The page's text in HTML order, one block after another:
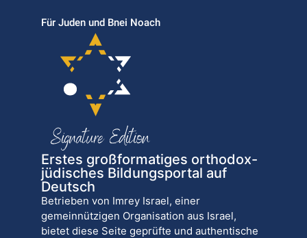
Für Juden und Bnei Noach
Erstes großformatiges orthodox-
jüdisches Bildungsportal auf
Deutsch
Betrieben von Imrey Israel, einer
gemeinnützigen Organisation aus Israel,
bietet diese Seite geprüfte und authentische